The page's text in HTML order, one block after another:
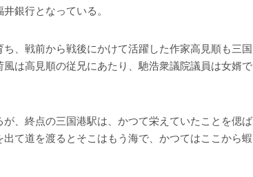
銀行となっている。
、戦前から戦後にかけて活躍した作家高見順も三国
は高見順の従兄にあたり、馳浩衆議院議員は女婿で
、終点の三国港駅は、かつて栄えていたことを偲ば
て道を渡るとそこはもう海で、かつてはここから蝦